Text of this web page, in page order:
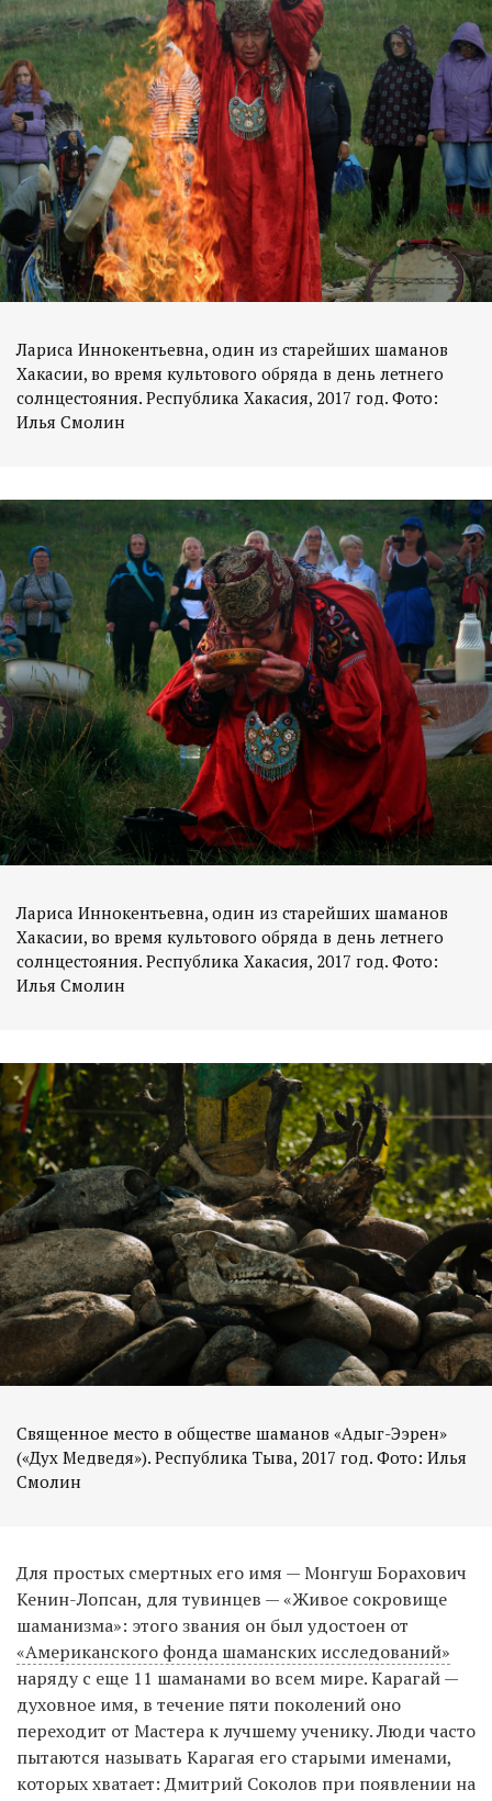
Лариса Иннокентьевна, один из старейших шаманов
Хакасии, во время культового обряда в день летнего
солнцестояния. Республика Хакасия, 2017 год. Фото:
Илья Смолин
Лариса Иннокентьевна, один из старейших шаманов
Хакасии, во время культового обряда в день летнего
солнцестояния. Республика Хакасия, 2017 год. Фото:
Илья Смолин
Священное место в обществе шаманов «Адыг-Ээрен»
(«Дух Медведя»). Республика Тыва, 2017 год. Фото: Илья
Смолин
Для простых смертных его имя — Монгуш Борахович
Кенин-Лопсан, для тувинцев — «Живое сокровище
шаманизма»: этого звания он был удостоен от
«Американского фонда шаманских исследований»
наряду с еще 11 шаманами во всем мире. Карагай —
духовное имя, в течение пяти поколений оно
переходит от Мастера к лучшему ученику. Люди часто
пытаются называть Карагая его старыми именами,
которых хватает: Дмитрий Соколов при появлении на